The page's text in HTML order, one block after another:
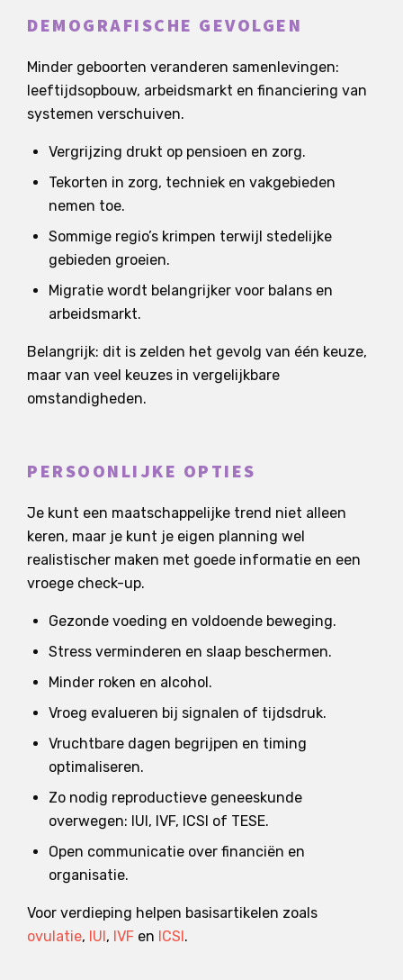
DEMOGRAFISCHE GEVOLGEN
Minder geboorten veranderen samenlevingen:
leeftijdsopbouw, arbeidsmarkt en financiering van
systemen verschuiven.
Vergrijzing drukt op pensioen en zorg.
Tekorten in zorg, techniek en vakgebieden
nemen toe.
Sommige regio’s krimpen terwijl stedelijke
gebieden groeien.
Migratie wordt belangrijker voor balans en
arbeidsmarkt.
Belangrijk: dit is zelden het gevolg van één keuze,
maar van veel keuzes in vergelijkbare
omstandigheden.
PERSOONLIJKE OPTIES
Je kunt een maatschappelijke trend niet alleen
keren, maar je kunt je eigen planning wel
realistischer maken met goede informatie en een
vroege check-up.
Gezonde voeding en voldoende beweging.
Stress verminderen en slaap beschermen.
Minder roken en alcohol.
Vroeg evalueren bij signalen of tijdsdruk.
Vruchtbare dagen begrijpen en timing
optimaliseren.
Zo nodig reproductieve geneeskunde
overwegen: IUI, IVF, ICSI of TESE.
Open communicatie over financiën en
organisatie.
Voor verdieping helpen basisartikelen zoals
ovulatie, IUI, IVF en ICSI.